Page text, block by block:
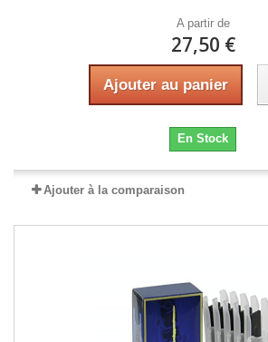
A partir de
27,50 €
Ajouter au panier
En Stock
Ajouter à la comparaison